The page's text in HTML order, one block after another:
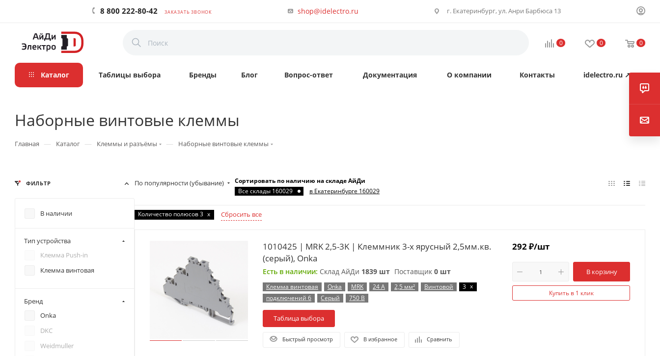
8 800 222-80-42 ЗАКАЗАТЬ ЗВОНОК shop@idelectro.ru г. Екатеринбург, ул. Анри Барбюса 13
0 0 0
Каталог Таблицы выбора Бренды Блог Вопрос-ответ Документация О компании Контакты idelectro.ru ↗
Наборные винтовые клеммы
Главная — Каталог — Клеммы и разъёмы — Наборные винтовые клеммы
По популярности (убывание)
Сортировать по наличию на складе АйДи
Все склады 160029
в Екатеринбурге 160029
Количество полюсов 3 x Сбросить все
1010425 | MRK 2,5-3K | Клеммник 3-х ярусный 2,5мм.кв.
(серый), Onka
Есть в наличии: Склад АйДи 1839 шт Поставщик 0 шт
Клемма винтовая Onka MRK 24 А 2,5 мм² Винтовой 3 x
подключений 6
Серый 750 В
Таблица выбора
Быстрый просмотр В избранное Сравнить
292₽/шт
В корзину
Купить в 1 клик
ФИЛЬТР
В наличии
Тип устройства
Клемма Push-in
Клемма винтовая
Бренд
Onka
DKC
Weidmuller